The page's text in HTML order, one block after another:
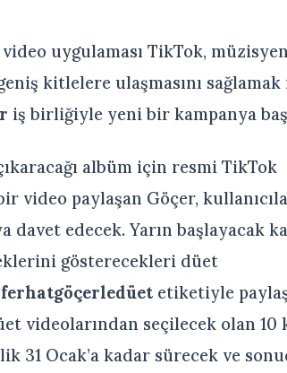
video uygulaması TikTok,
kitlelere ulaşmasını sağlamak
iş birliğiyle yeni bir kampanya
albüm için resmi TikTok
video paylaşan Göçer,
davet edecek. Yarın başlayacak
gösterecekleri düet
etiketiyle
videolarından seçilecek olan
31 Ocak’a kadar sürecek ve